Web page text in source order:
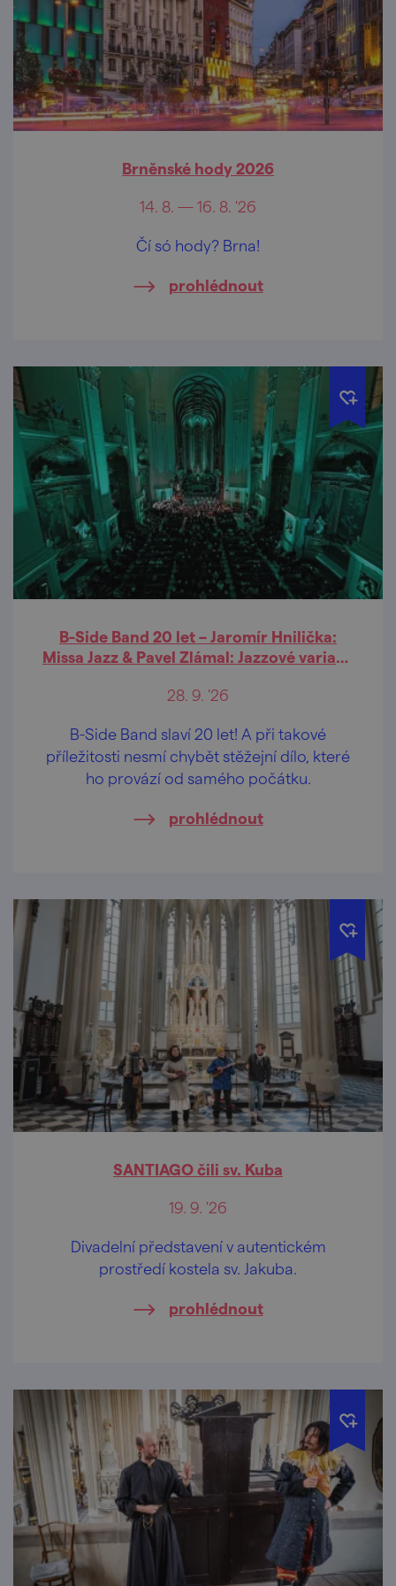
Brněnské hody 2026
14. 8. — 16. 8. '26
Čí só hody? Brna!
prohlédnout
B-Side Band 20 let – Jaromír Hnilička:
Missa Jazz & Pavel Zlámal: Jazzové variace
28. 9. '26
B-Side Band slaví 20 let! A při takové
příležitosti nesmí chybět stěžejní dílo, které
ho provází od samého počátku.
prohlédnout
SANTIAGO čili sv. Kuba
19. 9. '26
Divadelní představení v autentickém
prostředí kostela sv. Jakuba.
prohlédnout